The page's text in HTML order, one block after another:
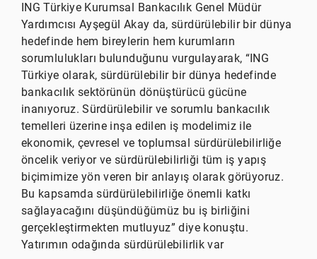
ING Türkiye Kurumsal Bankacılık Genel Müdür
Yardımcısı Ayşegül Akay da, sürdürülebilir bir dünya
hedefinde hem bireylerin hem kurumların
sorumlulukları bulunduğunu vurgulayarak, “ING
Türkiye olarak, sürdürülebilir bir dünya hedefinde
bankacılık sektörünün dönüştürücü gücüne
inanıyoruz. Sürdürülebilir ve sorumlu bankacılık
temelleri üzerine inşa edilen iş modelimiz ile
ekonomik, çevresel ve toplumsal sürdürülebilirliğe
öncelik veriyor ve sürdürülebilirliği tüm iş yapış
biçimimize yön veren bir anlayış olarak görüyoruz.
Bu kapsamda sürdürülebilirliğe önemli katkı
sağlayacağını düşündüğümüz bu iş birliğini
gerçekleştirmekten mutluyuz” diye konuştu.
Yatırımın odağında sürdürülebilirlik var